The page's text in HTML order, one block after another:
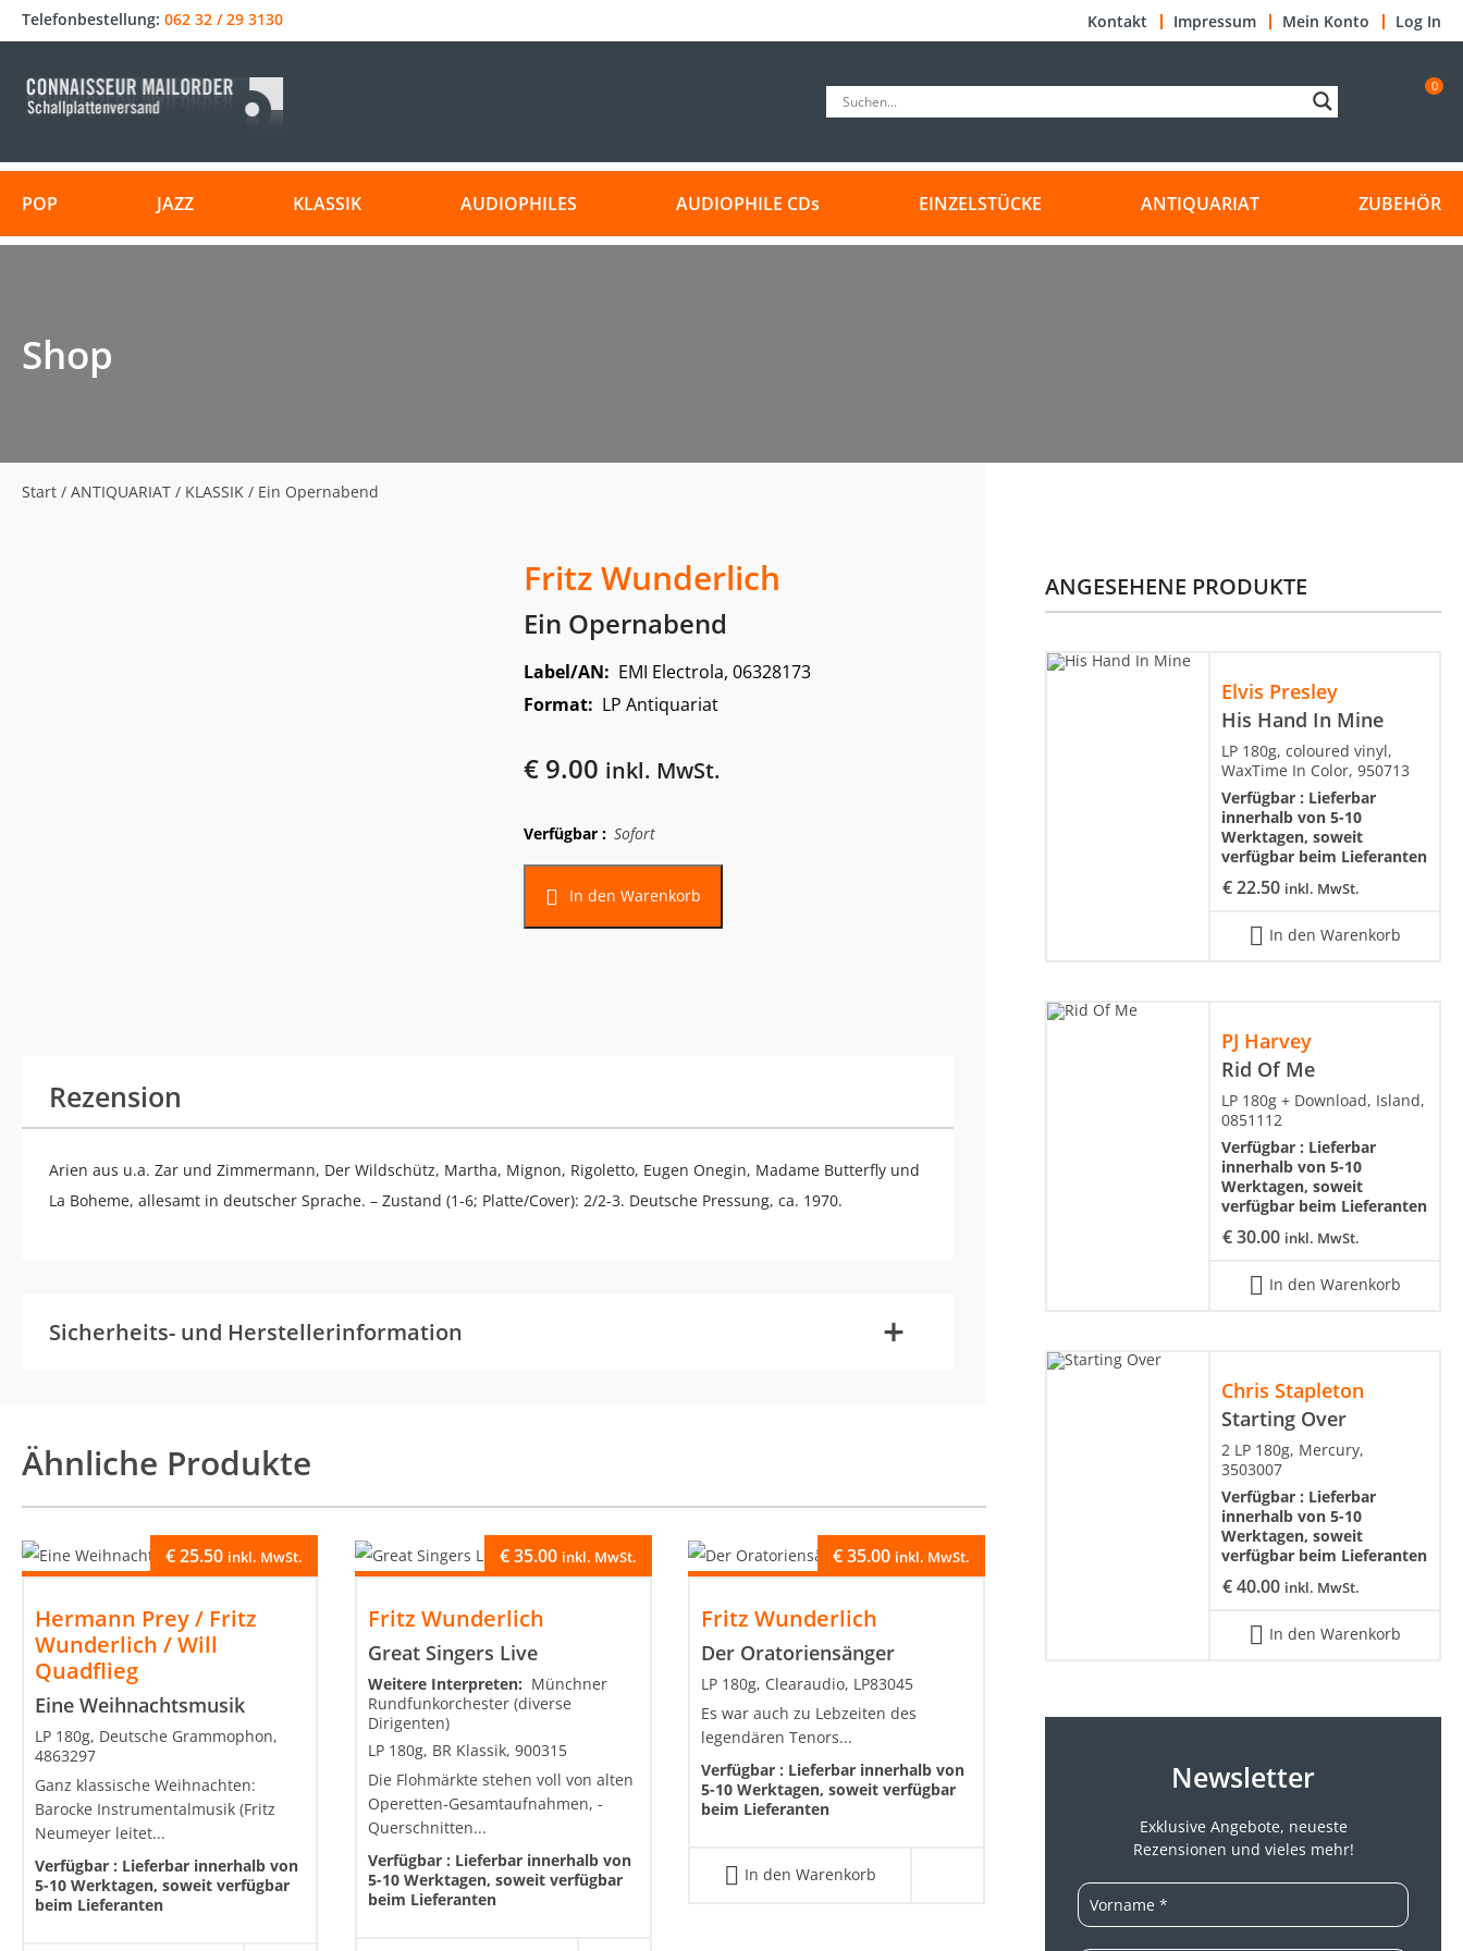
Telefonbestellung: 062 32 / 29 3130 Kontakt Impressum Mein Konto Log In
0
POP JAZZ KLASSIK AUDIOPHILES AUDIOPHILE CDs EINZELSTÜCKE ANTIQUARIAT ZUBEHÖR
Shop
Start / ANTIQUARIAT / KLASSIK / Ein Opernabend
Fritz Wunderlich
Ein Opernabend
Label/AN: EMI Electrola, 06328173
Format: LP Antiquariat
€9.00 inkl. MwSt.
Verfügbar : Sofort
In den Warenkorb
Rezension
Arien aus u.a. Zar und Zimmermann, Der Wildschütz, Martha, Mignon, Rigoletto, Eugen Onegin, Madame Butterfly und
La Boheme, allesamt in deutscher Sprache. – Zustand (1-6; Platte/Cover): 2/2-3. Deutsche Pressung, ca. 1970.
Sicherheits- und Herstellerinformation +
-
Ähnliche Produkte
Hermann Prey / Fritz
Wunderlich / Will
Quadflieg
Eine Weihnachtsmusik
€25.50 inkl. MwSt.
LP 180g, Deutsche Grammophon,
4863297
Ganz klassische Weihnachten:
Barocke Instrumentalmusik (Fritz
Neumeyer leitet...
Verfügbar : Lieferbar innerhalb von
5-10 Werktagen, soweit verfügbar
beim Lieferanten
Fritz Wunderlich
Great Singers Live
€35.00 inkl. MwSt.
Weitere Interpreten: Münchner
Rundfunkorchester (diverse
Dirigenten)
LP 180g, BR Klassik, 900315
Die Flohmärkte stehen voll von alten
Operetten-Gesamtaufnahmen, -
Querschnitten...
Verfügbar : Lieferbar innerhalb von
5-10 Werktagen, soweit verfügbar
beim Lieferanten
Fritz Wunderlich
Der Oratoriensänger
€35.00 inkl. MwSt.
LP 180g, Clearaudio, LP83045
Es war auch zu Lebzeiten des
legendären Tenors...
Verfügbar : Lieferbar innerhalb von
5-10 Werktagen, soweit verfügbar
beim Lieferanten
In den Warenkorb
ANGESEHENE PRODUKTE
Elvis Presley
His Hand In Mine
€22.50 inkl. MwSt.
LP 180g, coloured vinyl,
WaxTime In Color, 950713
Verfügbar : Lieferbar
innerhalb von 5-10
Werktagen, soweit
verfügbar beim Lieferanten
In den Warenkorb
PJ Harvey
Rid Of Me
€30.00 inkl. MwSt.
LP 180g + Download, Island,
0851112
Verfügbar : Lieferbar
innerhalb von 5-10
Werktagen, soweit
verfügbar beim Lieferanten
In den Warenkorb
Chris Stapleton
Starting Over
€40.00 inkl. MwSt.
2 LP 180g, Mercury,
3503007
Verfügbar : Lieferbar
innerhalb von 5-10
Werktagen, soweit
verfügbar beim Lieferanten
In den Warenkorb
Newsletter
Exklusive Angebote, neueste
Rezensionen und vieles mehr!